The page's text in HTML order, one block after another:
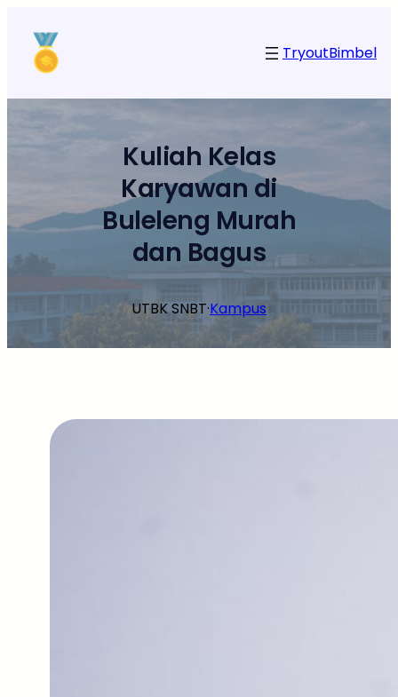
konten
TryoutBimbel
Kuliah Kelas
Karyawan di
Buleleng Murah
dan Bagus
UTBK SNBT·Kampus